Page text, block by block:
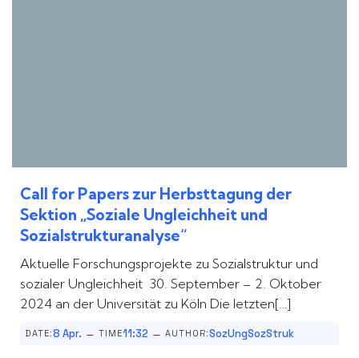
Call for Papers zur Herbsttagung der
Sektion „Soziale Ungleichheit und
Sozialstrukturanalyse“
Aktuelle Forschungsprojekte zu Sozialstruktur und
sozialer Ungleichheit 30. September – 2. Oktober
2024 an der Universität zu Köln Die letzten[…]
DATE:8 Apr. – TIME11:32 – AUTHOR:SozUngSozStruk